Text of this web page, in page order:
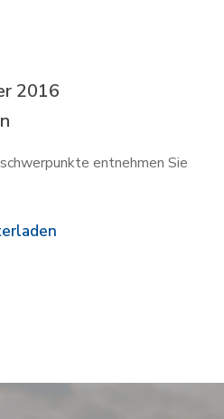
2016
entnehmen Sie